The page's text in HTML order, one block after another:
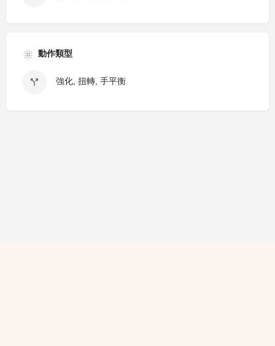
動作類型
強化, 扭轉, 手平衡